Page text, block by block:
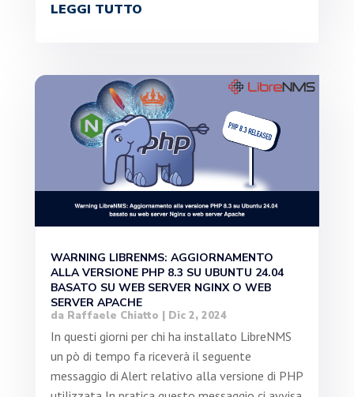
LEGGI TUTTO
WARNING LIBRENMS: AGGIORNAMENTO
ALLA VERSIONE PHP 8.3 SU UBUNTU 24.04
BASATO SU WEB SERVER NGINX O WEB
SERVER APACHE
da Raffaele Chiatto | Dic 2, 2024
In questi giorni per chi ha installato LibreNMS
un pò di tempo fa riceverà il seguente
messaggio di Alert relativo alla versione di PHP